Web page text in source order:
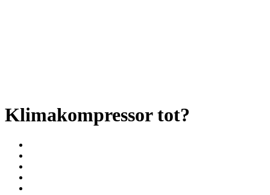
Klimakompressor tot?